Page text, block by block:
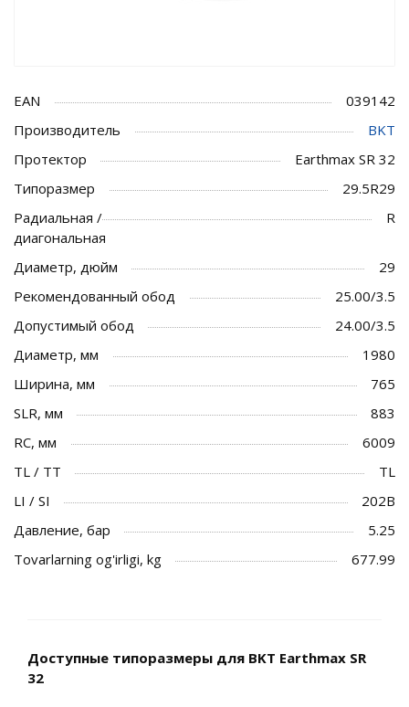
EAN
039142
Производитель
BKT
Протектор
Earthmax SR 32
Типоразмер
29.5R29
Радиальная /
диагональная
R
Диаметр, дюйм
29
Рекомендованный обод
25.00/3.5
Допустимый обод
24.00/3.5
Диаметр, мм
1980
Ширина, мм
765
SLR, мм
883
RC, мм
6009
TL / TT
TL
LI / SI
202B
Давление, бар
5.25
Tovarlarning og'irligi, kg
677.99
Доступные типоразмеры для BKT Earthmax SR
32